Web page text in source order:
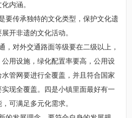
内涵。
要传承独特的文化类型，保护文化遗
开非遗的文化活动。
，对外交通路面等级要在二级以上，
用设施，绿化配置率要高，公用设
管网要进行全覆盖，并且符合国家
现全覆盖。四是小镇里面最好有一
可满足多元化需求。